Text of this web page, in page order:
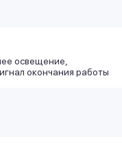
освещение
окончания работы